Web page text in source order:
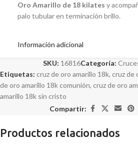
Oro Amarillo de 18 kilates y
palo tubular en terminación brillo.
Información adicional
SKU: 16816Categoría:
Etiquetas: cruz de oro amarillo 18k, cruz de
de oro amarillo 18k comunión, cruz de oro
amarillo 18k sin cristo
Compartir:
Productos relacionados